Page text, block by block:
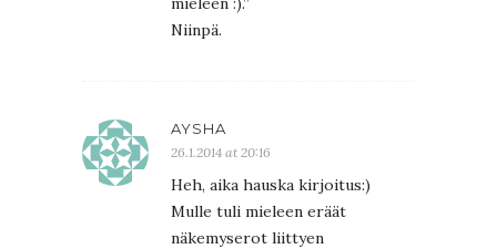
Niinpä.
AYSHA
26.1.2014 at 20:16
Heh, aika hauska kirjoitus:)
Mulle tuli mieleen eräät
näkemyserot liittyen